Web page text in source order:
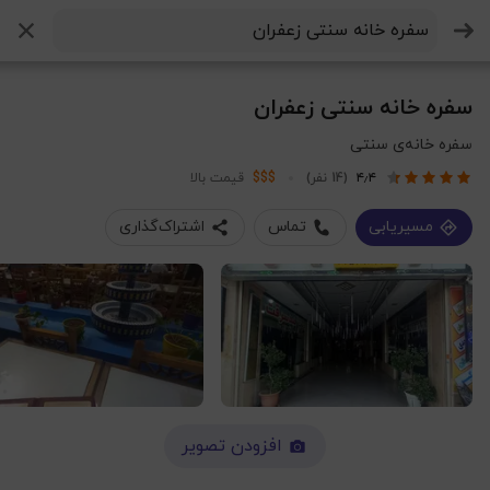
سفره خانه سنتی زعفران
سفره خانه‌ی سنتی
۴٫۴ (14 نفر) $$$ قیمت بالا
مسیریابی تماس اشتراک‌گذاری
افزودن تصویر
جستجو